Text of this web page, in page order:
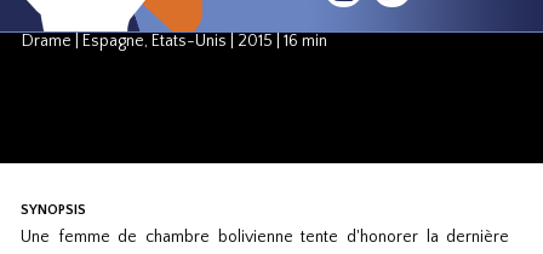
Clara ROQUET
Drame
Espagne, États-Unis 2015 16 min
SYNOPSIS
Une femme de chambre bolivienne tente d'honorer la dernière